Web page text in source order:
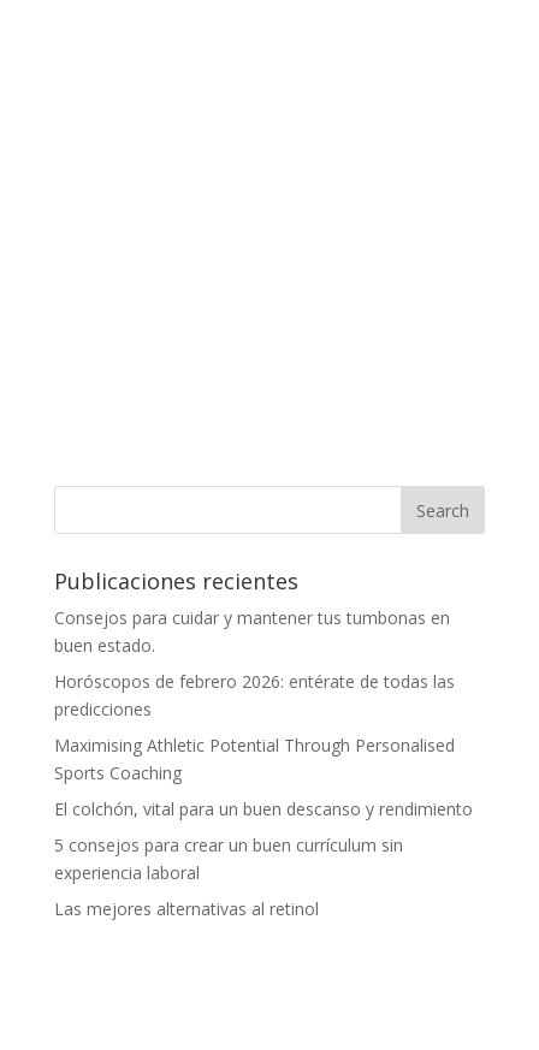
Publicaciones recientes
Consejos para cuidar y mantener tus tumbonas en
buen estado.
Horóscopos de febrero 2026: entérate de todas las
predicciones
Maximising Athletic Potential Through Personalised
Sports Coaching
El colchón, vital para un buen descanso y rendimiento
5 consejos para crear un buen currículum sin
experiencia laboral
Las mejores alternativas al retinol